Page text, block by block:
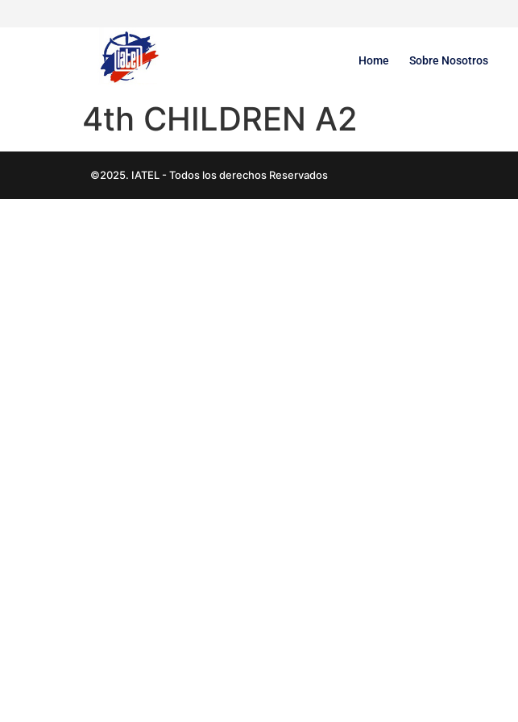
Home Sobre Nosotros
4th CHILDREN A2
©2025. IATEL - Todos los derechos Reservados